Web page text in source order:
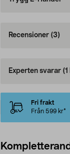
Recensioner (3)
Experten svarar
Fri frakt
Från 599 kr*